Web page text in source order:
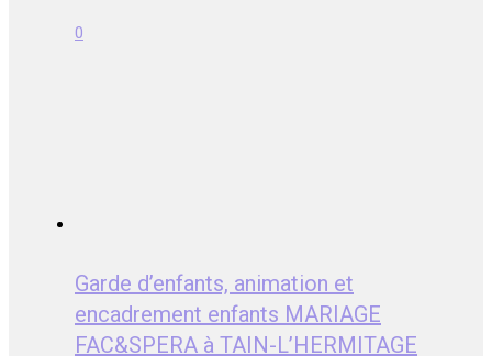
0
Garde d’enfants, animation et
encadrement enfants MARIAGE
FAC&SPERA à TAIN-L’HERMITAGE